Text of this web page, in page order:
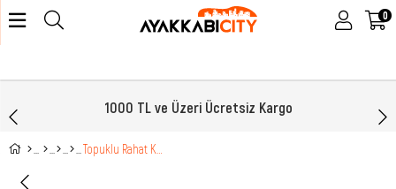
0
1000 TL ve Üzeri Ücretsiz Kargo